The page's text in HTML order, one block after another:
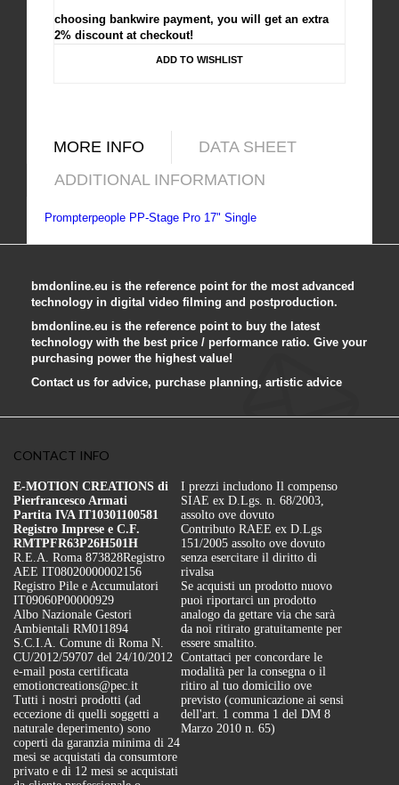
choosing bankwire payment, you will get an extra
2% discount at checkout!
ADD TO WISHLIST
MORE INFO
DATA SHEET
ADDITIONAL INFORMATION
Prompterpeople PP-Stage Pro 17" Single
bmdonline.eu is the reference point for the most advanced
technology in digital video filming and postproduction.
bmdonline.eu is the reference point to buy the latest
technology with the best price / performance ratio. Give your
purchasing power the highest value!
Contact us for advice, purchase planning, artistic advice
CONTACT INFO
E-MOTION CREATIONS di
Pierfrancesco Armati
Partita IVA IT10301100581
Registro Imprese e C.F.
RMTPFR63P26H501H
R.E.A. Roma 873828Registro
AEE IT08020000002156
Registro Pile e Accumulatori
IT09060P00000929
Albo Nazionale Gestori
Ambientali RM011894
S.C.I.A. Comune di Roma N.
CU/2012/59707 del 24/10/2012
e-mail posta certificata
emotioncreations@pec.it
Tutti i nostri prodotti (ad
eccezione di quelli soggetti a
naturale deperimento) sono
coperti da garanzia minima di 24
mesi se acquistati da consumtore
privato e di 12 mesi se acquistati
I prezzi includono Il compenso
SIAE ex D.Lgs. n. 68/2003,
assolto ove dovuto
Contributo RAEE ex D.Lgs
151/2005 assolto ove dovuto
senza esercitare il diritto di
rivalsa
Se acquisti un prodotto nuovo
puoi riportarci un prodotto
analogo da gettare via che sarà
da noi ritirato gratuitamente per
essere smaltito.
Contattaci per concordare le
modalità per la consegna o il
ritiro al tuo domicilio ove
previsto (comunicazione ai sensi
dell'art. 1 comma 1 del DM 8
Marzo 2010 n. 65)